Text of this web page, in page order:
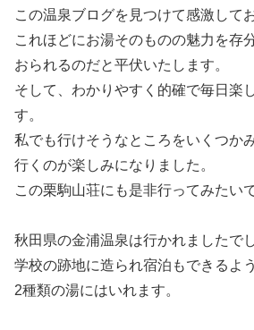
この温泉ブログを見つけて感激して
これほどにお湯そのものの魅力を存
おられるのだと平伏いたします。
そして、わかりやすく的確で毎日楽
す。
私でも行けそうなところをいくつか
行くのが楽しみになりました。
この栗駒山荘にも是非行ってみたいで
秋田県の金浦温泉は行かれましたで
学校の跡地に造られ宿泊もできるよ
2種類の湯にはいれます。